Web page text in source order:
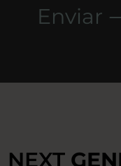
NEXT